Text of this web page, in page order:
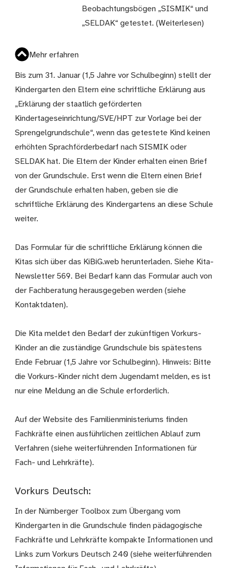
Beobachtungsbögen „SISMIK“ und
„SELDAK“ getestet. (Weiterlesen)
Mehr erfahren
Bis zum 31. Januar (1,5 Jahre vor Schulbeginn) stellt der
Kindergarten den Eltern eine schriftliche Erklärung aus
„Erklärung der staatlich geförderten
Kindertageseinrichtung/SVE/HPT zur Vorlage bei der
Sprengelgrundschule“, wenn das getestete Kind keinen
erhöhten Sprachförderbedarf nach SISMIK oder
SELDAK hat. Die Eltern der Kinder erhalten einen Brief
von der Grundschule. Erst wenn die Eltern einen Brief
der Grundschule erhalten haben, geben sie die
schriftliche Erklärung des Kindergartens an diese Schule
weiter.
Das Formular für die schriftliche Erklärung können die
Kitas sich über das KiBiG.web herunterladen. Siehe Kita-
Newsletter 569. Bei Bedarf kann das Formular auch von
der Fachberatung herausgegeben werden (siehe
Kontaktdaten).
Die Kita meldet den Bedarf der zukünftigen Vorkurs-
Kinder an die zuständige Grundschule bis spätestens
Ende Februar (1,5 Jahre vor Schulbeginn). Hinweis: Bitte
die Vorkurs-Kinder nicht dem Jugendamt melden, es ist
nur eine Meldung an die Schule erforderlich.
Auf der Website des Familienministeriums finden
Fachkräfte einen ausführlichen zeitlichen Ablauf zum
Verfahren (siehe weiterführenden Informationen für
Fach- und Lehrkräfte).
Vorkurs Deutsch:
In der Nürnberger Toolbox zum Übergang vom
Kindergarten in die Grundschule finden pädagogische
Fachkräfte und Lehrkräfte kompakte Informationen und
Links zum Vorkurs Deutsch 240 (siehe weiterführenden